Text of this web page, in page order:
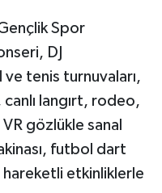
Spor
DJ
tenis turnuvaları,
canlı langırt, rodeo,
gözlükle sanal
futbol dart
etkinliklerle